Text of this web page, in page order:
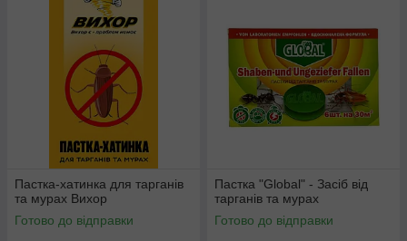
Пастка-хатинка для тарганів
та мурах Вихор
Готово до відправки
Пастка "Global" - Засіб від
тарганів та мурах
Готово до відправки